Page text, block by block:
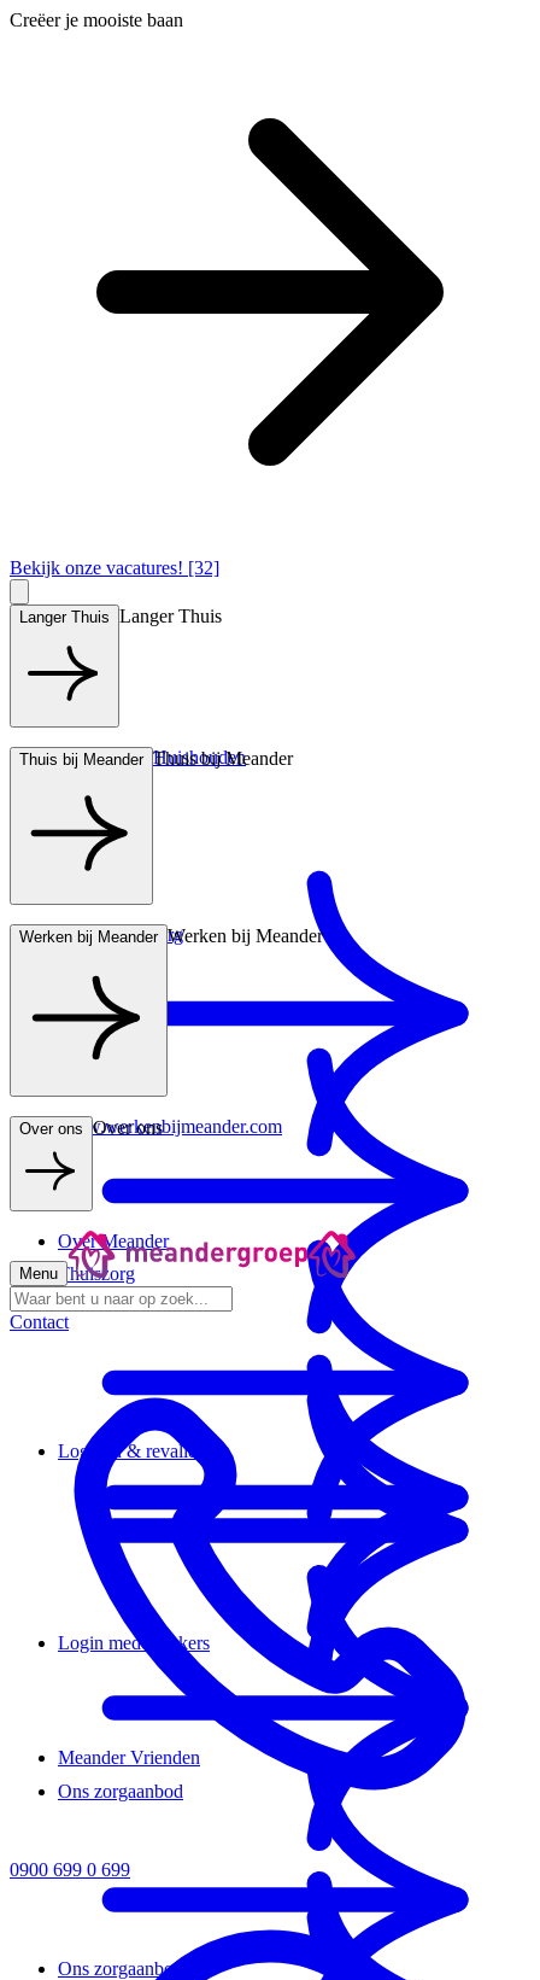
Creëer je mooiste baan
Bekijk onze vacatures! [32]
Langer Thuis Langer Thuis
Hulp bij het Huishouden
Thuiszorg
Ons zorgaanbod
Thuis bij Meander Thuis bij Meander
Wonen met zorg
Logeren & revalideren
Ons zorgaanbod
Werken bij Meander Werken bij Meander
www.werkenbijmeander.com
Login medewerkers
Over ons Over ons
Over Meander
Meander Vrienden
Menu
Contact
0900 699 0 699